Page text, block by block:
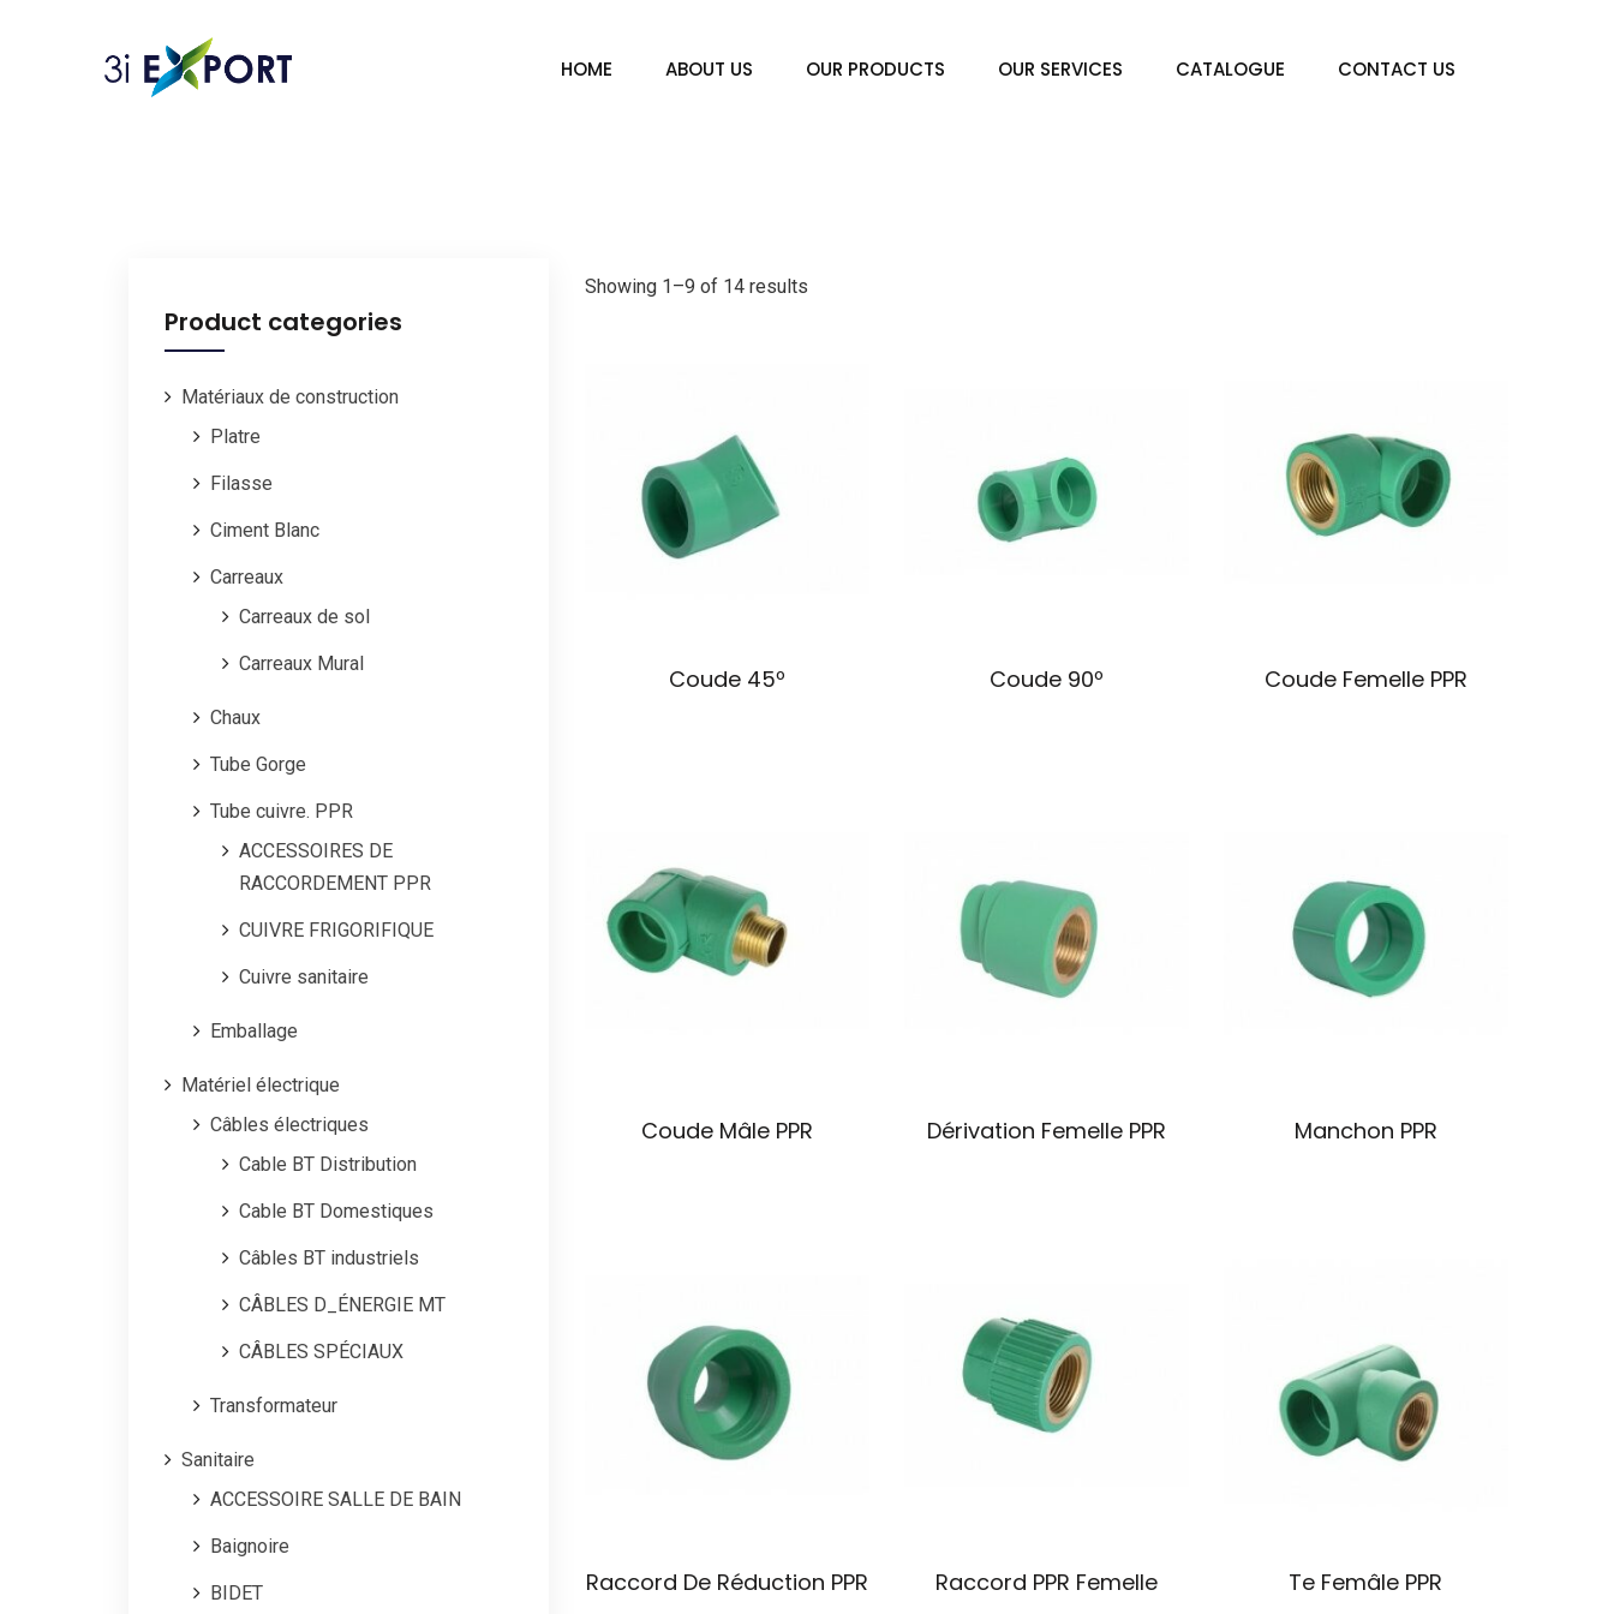
HOME ABOUT US OUR PRODUCTS OUR SERVICES CATALOGUE CONTACT US
Product categories
Matériaux de construction
Platre
Filasse
Ciment Blanc
Carreaux
Carreaux de sol
Carreaux Mural
Chaux
Tube Gorge
Tube cuivre. PPR
ACCESSOIRES DE
RACCORDEMENT PPR
CUIVRE FRIGORIFIQUE
Cuivre sanitaire
Emballage
Matériel électrique
Câbles électriques
Cable BT Distribution
Cable BT Domestiques
Câbles BT industriels
CÂBLES D_ÉNERGIE MT
CÂBLES SPÉCIAUX
Transformateur
Sanitaire
ACCESSOIRE SALLE DE BAIN
Baignoire
BIDET
Showing 1–9 of 14 results
Coude 45º Coude 90º Coude Femelle PPR
Coude Mâle PPR Dérivation Femelle PPR Manchon PPR
Raccord De Réduction PPR Raccord PPR Femelle Te Femâle PPR